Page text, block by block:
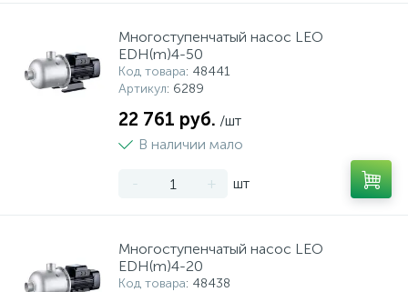
Многоступенчатый насос LEO
EDH(m)4-50
Код товара: 48441
Артикул: 6289
22 761 руб. /шт
В наличии мало
- + шт
Многоступенчатый насос LEO
EDH(m)4-20
Код товара: 48438